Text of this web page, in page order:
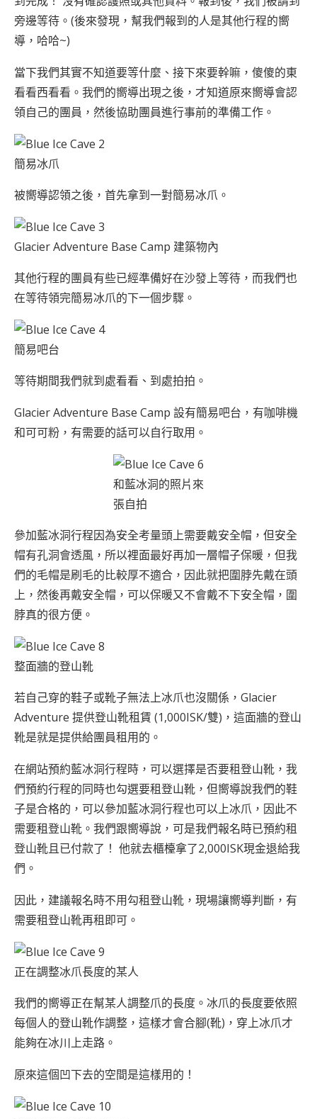
旁邊等待。(後來發現，幫我們報到的人是其他行程的嚮
導，哈哈~)
當下我們其實不知道要等什麼、接下來要幹嘛，傻傻的東
看看西看看。我們的嚮導出現之後，才知道原來嚮導會認
領自己的團員，然後協助團員進行事前的準備工作。
簡易冰爪
被嚮導認領之後，首先拿到一對簡易冰爪。
Glacier Adventure Base Camp 建築物內
其他行程的團員有些已經準備好在沙發上等待，而我們也
在等待領完簡易冰爪的下一個步驟。
簡易吧台
等待期間我們就到處看看、到處拍拍。
Glacier Adventure Base Camp 設有簡易吧台，有咖啡機
和可可粉，有需要的話可以自行取用。
和藍冰洞的照片來
張自拍
參加藍冰洞行程因為安全考量頭上需要戴安全帽，但安全
帽有孔洞會透風，所以裡面最好再加一層帽子保暖，但我
們的毛帽是刷毛的比較厚不適合，因此就把圍脖先戴在頭
上，然後再戴安全帽，可以保暖又不會戴不下安全帽，圍
脖真的很方便。
整面牆的登山靴
若自己穿的鞋子或靴子無法上冰爪也沒關係，Glacier
Adventure 提供登山靴租賃 (1,000ISK/雙)，這面牆的登山
靴是就是提供給團員租用的。
在網站預約藍冰洞行程時，可以選擇是否要租登山靴，我
們預約行程的同時也勾選要租登山靴，但嚮導說我們的鞋
子是合格的，可以參加藍冰洞行程也可以上冰爪，因此不
需要租登山靴。我們跟嚮導說，可是我們報名時已預約租
登山靴且已付款了！ 他就去櫃檯拿了2,000ISK現金退給我
們。
因此，建議報名時不用勾租登山靴，現場讓嚮導判斷，有
需要租登山靴再租即可。
正在調整冰爪長度的某人
我們的嚮導正在幫某人調整爪的長度。冰爪的長度要依照
每個人的登山靴作調整，這樣才會合腳(靴)，穿上冰爪才
能夠在冰川上走路。
原來這個凹下去的空間是這樣用的！